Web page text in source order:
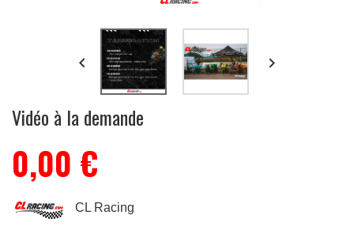
 
Vidéo à la demande
0,00 €
CL Racing